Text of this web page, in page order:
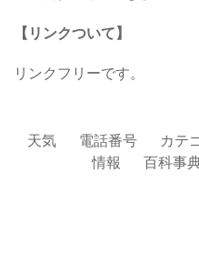
【リンクついて】
リンクフリーです。
天気 電話番号 カテ
情報
百科事